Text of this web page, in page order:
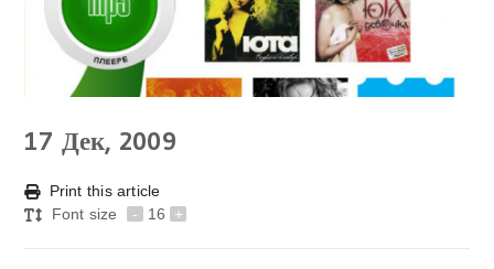
17 Дек, 2009
Print this article
Font size
- 16 +